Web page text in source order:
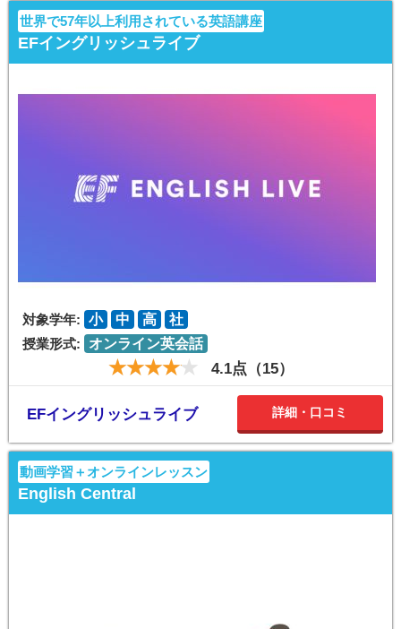
世界で57年以上利用されている英語講座
EFイングリッシュライブ
対象学年: 小 中 高
社
授業形式:
オンライン英会話
4.1点（15）
EFイングリッシュライブ 詳細・口コミ
動画学習＋オンラインレッスン
English Central